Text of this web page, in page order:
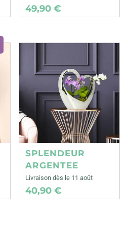
49,90 €
SPLENDEUR
ARGENTEE
Livraison dès le 11 août
40,90 €